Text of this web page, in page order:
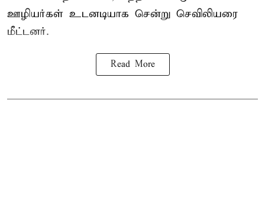
ஊழியர்கள் உடனடியாக சென்று செவிலியரை
மீட்டனர்.
Read More